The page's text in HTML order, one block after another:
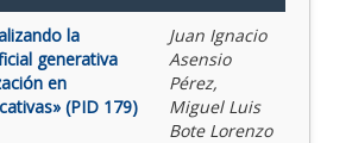
la
generativa
en
(PID 179)
Juan Ignacio
Asensio
Pérez,
Miguel Luis
Bote Lorenzo